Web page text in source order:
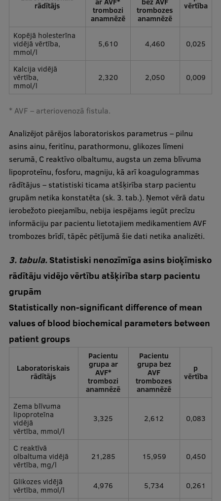
rādītājs
trombozi
anamnēzē
trombozes
anamnēzē
vērtība
Kopējā holesterīna
vidējā vērtība,
mmol/l
5,610 4,460 0,025
Kalcija vidējā
vērtība,
mmol/l
2,320 2,050 0,009
* AVF – arteriovenozā fistula.
Analizējot pārējos laboratoriskos parametrus – pilnu
asins ainu, feritīnu, parathormonu, glikozes līmeni
serumā, C reaktīvo olbaltumu, augsta un zema blīvuma
lipoproteīnu, fosforu, magniju, kā arī koagulogrammas
rādītājus – statistiski ticama atšķirība starp pacientu
grupām netika konstatēta (sk. 3. tab.). Ņemot vērā datu
ierobežoto pieejamību, nebija iespējams iegūt precīzu
informāciju par pacientu lietotajiem medikamentiem AVF
trombozes brīdī, tāpēc pētījumā šie dati netika analizēti.
3. tabula.Statistiski nenozīmīga asins bioķīmisko
rādītāju vidējo vērtību atšķirība starp pacientu
grupām
Statistically non-significant difference of mean
values of blood biochemical parameters between
patient groups
Laboratoriskais
rādītājs
Pacientu
grupa ar
AVF*
trombozi
anamnēzē
Pacientu
grupa bez
AVF
trombozes
anamnēzē
p
vērtība
Zema blīvuma
lipoproteīna
vidējā
vērtība, mmol/l
3,325 2,612 0,083
C reaktīvā
olbaltuma vidējā
vērtība, mg/l
21,285 15,959 0,450
Glikozes vidējā
vērtība, mmol/l
4,976 5,734 0,261